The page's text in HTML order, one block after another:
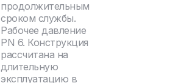
продолжительным
сроком службы.
Рабочее давление
PN 6. Конструкция
рассчитана на
длительную
эксплуатацию в